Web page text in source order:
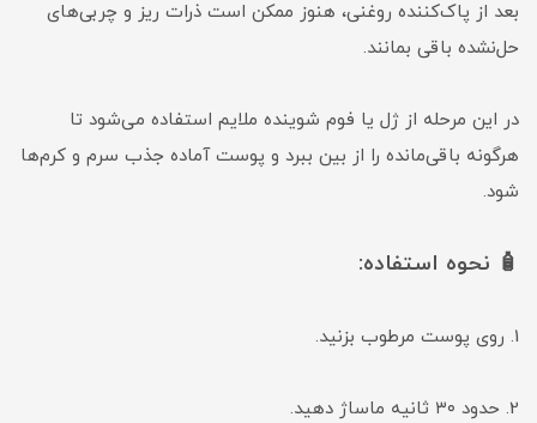
بعد از پاک‌کننده روغنی، هنوز ممکن است ذرات ریز و چربی‌های
حل‌نشده باقی بمانند.
در این مرحله از ژل یا فوم شوینده ملایم استفاده می‌شود تا
هرگونه باقی‌مانده را از بین ببرد و پوست آماده جذب سرم و کرم‌ها
شود.
🧴 نحوه استفاده:
1. روی پوست مرطوب بزنید.
2. حدود ۳۰ ثانیه ماساژ دهید.